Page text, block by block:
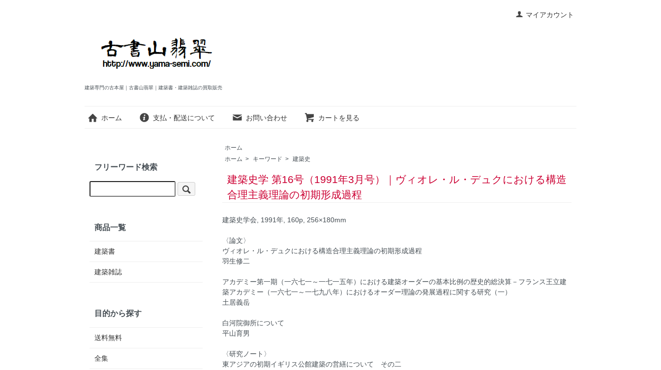
マイアカウント
建築専門の古本屋｜古書山翡翠｜建築書・建築雑誌の買取販売
ホーム 支払・配送について お問い合わせ カートを見る
ホーム
ホーム > キーワード > 建築史
建築史学 第16号（1991年3月号）｜ヴィオレ・ル・デュクにおける構造
合理主義理論の初期形成過程
建築史学会, 1991年, 160p, 256×180mm
〈論文〉
ヴィオレ・ル・デュクにおける構造合理主義理論の初期形成過程
羽生修二
アカデミー第一期（一六七一～一七一五年）における建築オーダーの基本比例の歴史的総決算－フランス王立建
築アカデミー（一六七一～一七九八年）におけるオーダー理論の発展過程に関する研究（一）
土居義岳
白河院御所について
平山育男
〈研究ノート〉
東アジアの初期イギリス公館建築の営繕について その二
フリーワード検索
商品一覧
建築書
建築雑誌
目的から探す
送料無料
全集